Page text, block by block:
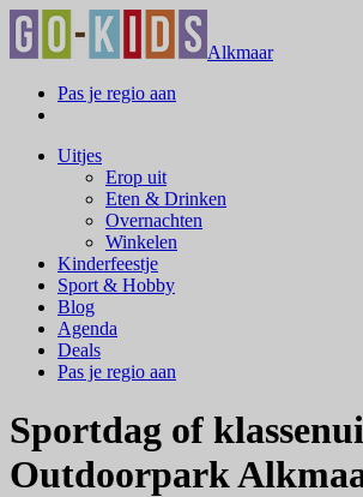
Alkmaar
Pas je regio aan
Uitjes
Erop uit
Eten & Drinken
Overnachten
Winkelen
Kinderfeestje
Sport & Hobby
Blog
Agenda
Deals
Pas je regio aan
Sportdag of
Outdoorpark